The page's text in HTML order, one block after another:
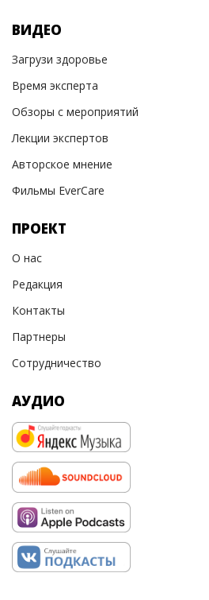
ВИДЕО
Загрузи здоровье
Время эксперта
Обзоры с мероприятий
Лекции экспертов
Авторское мнение
Фильмы EverCare
ПРОЕКТ
О нас
Редакция
Контакты
Партнеры
Сотрудничество
АУДИО